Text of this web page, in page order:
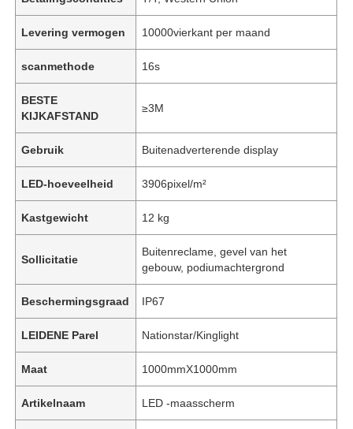
Levering vermogen 10000vierkant per maand
scanmethode 16s
BESTE
KIJKAFSTAND
≥3M
Gebruik Buitenadverterende display
LED-hoeveelheid 3906pixel/m²
Kastgewicht 12 kg
Sollicitatie
Buitenreclame, gevel van het
gebouw, podiumachtergrond
Beschermingsgraad IP67
LEIDENE Parel Nationstar/Kinglight
Maat 1000mmX1000mm
Artikelnaam LED -maasscherm